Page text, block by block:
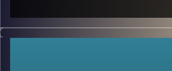
משפיעים עלינו אמצעי